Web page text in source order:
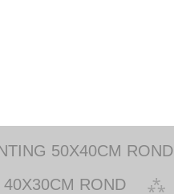
50X40CM ROND
ROND